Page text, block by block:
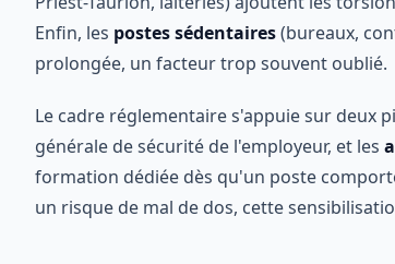
Enfin, les postes sédentaires(bureaux,
prolongée, un facteur trop souvent oublié.
Le cadre réglementaire s'appuie sur deux
générale de sécurité de l'employeur, et les
formation dédiée dès qu'un poste
un risque de mal de dos, cette